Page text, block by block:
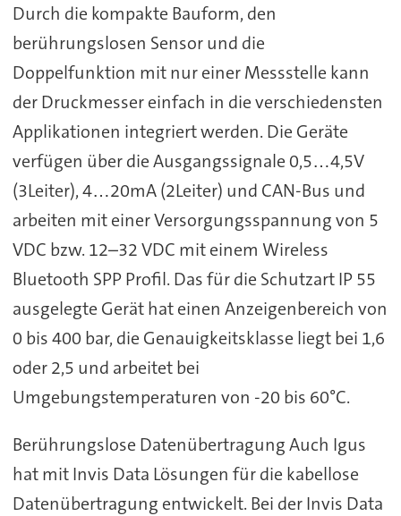
Durch die kompakte Bauform, den
berührungslosen Sensor und die
Doppelfunktion mit nur einer Messstelle kann
der Druckmesser einfach in die verschiedensten
Applikationen integriert werden. Die Geräte
verfügen über die Ausgangssignale 0,5…4,5V
(3Leiter), 4…20mA (2Leiter) und CAN-Bus und
arbeiten mit einer Versorgungsspannung von 5
VDC bzw. 12–32 VDC mit einem Wireless
Bluetooth SPP Profil. Das für die Schutzart IP 55
ausgelegte Gerät hat einen Anzeigenbereich von
0 bis 400 bar, die Genauigkeitsklasse liegt bei 1,6
oder 2,5 und arbeitet bei
Umgebungstemperaturen von -20 bis 60°C.
Berührungslose Datenübertragung Auch Igus
hat mit Invis Data Lösungen für die kabellose
Datenübertragung entwickelt. Bei der Invis Data